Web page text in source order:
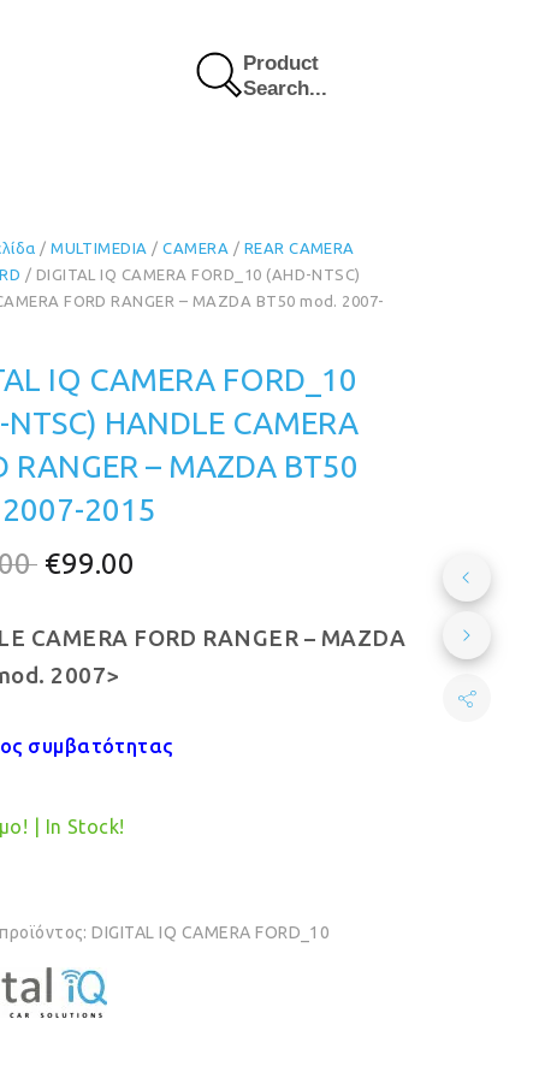
Product
Search...
/MULTIMEDIA /CAMERA / REAR CAMERA
/ DIGITAL IQ CAMERA FORD_10 (AHD-NTSC)
FORD RANGER – MAZDA BT50 mod. 2007-
IQ CAMERA FORD_10
NTSC) HANDLE CAMERA
RANGER – MAZDA BT50
2015
Original
was:
€110.00.
€99.00
τιμή
CAMERA FORD RANGER – MAZDA
2007>
συμβατότητας
| In Stock!
DIGITAL IQ CAMERA FORD_10